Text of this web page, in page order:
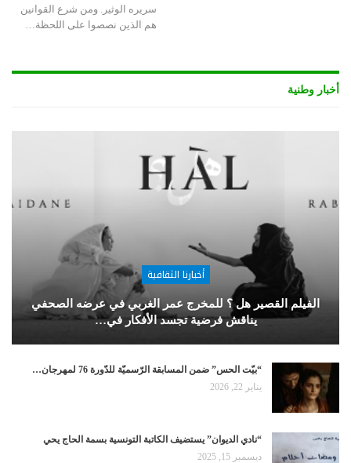
سريره الوثير. ومن شرع القوانين
هم الذين نصصوا على اللحظة…
أخبار وطنية
أخبارنا الثقافية
الفيلم القصير هل ؟ للمخرج عمر الغربي في عرضه الصحفي
يناقش فرضية تجسد الأفكار في…
“بيّت الحس” ضمن المسابقة الرّسميّة للدّورة 76 لمهرجان…
يناير 22, 2026
“نادي الديوان” يستضيف الكاتبة التونسية بسمة الحاج يحي
ديسمبر 15, 2025